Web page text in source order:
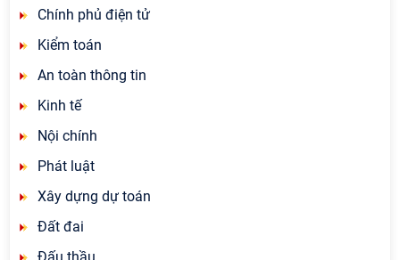
Chính phủ điện tử
Kiểm toán
An toàn thông tin
Kinh tế
Nội chính
Phát luật
Xây dựng dự toán
Đất đai